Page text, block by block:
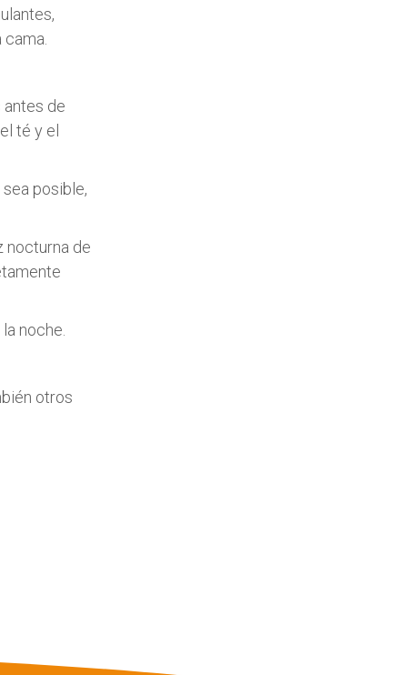
antes de
té y el
posible,
nocturna de
noche.
otros